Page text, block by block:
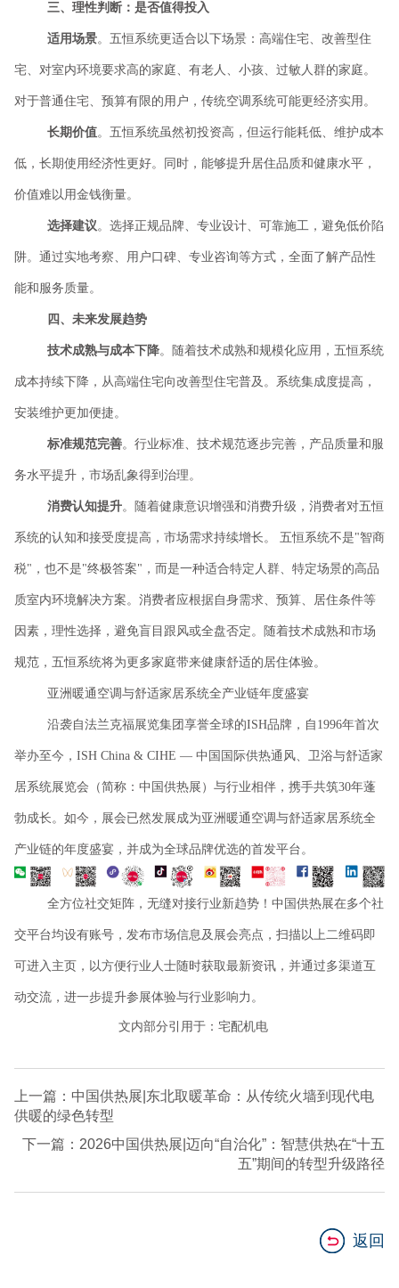
三、理性判断：是否值得投入
适用场景。五恒系统更适合以下场景：高端住宅、改善型住
宅、对室内环境要求高的家庭、有老人、小孩、过敏人群的家庭。
对于普通住宅、预算有限的用户，传统空调系统可能更经济实用。
长期价值。五恒系统虽然初投资高，但运行能耗低、维护成本
低，长期使用经济性更好。同时，能够提升居住品质和健康水平，
价值难以用金钱衡量。
选择建议。选择正规品牌、专业设计、可靠施工，避免低价陷
阱。通过实地考察、用户口碑、专业咨询等方式，全面了解产品性
能和服务质量。
四、未来发展趋势
技术成熟与成本下降。随着技术成熟和规模化应用，五恒系统
成本持续下降，从高端住宅向改善型住宅普及。系统集成度提高，
安装维护更加便捷。
标准规范完善。行业标准、技术规范逐步完善，产品质量和服
务水平提升，市场乱象得到治理。
消费认知提升。随着健康意识增强和消费升级，消费者对五恒
系统的认知和接受度提高，市场需求持续增长。 五恒系统不是"智商
税"，也不是"终极答案"，而是一种适合特定人群、特定场景的高品
质室内环境解决方案。消费者应根据自身需求、预算、居住条件等
因素，理性选择，避免盲目跟风或全盘否定。随着技术成熟和市场
规范，五恒系统将为更多家庭带来健康舒适的居住体验。
亚洲暖通空调与舒适家居系统全产业链年度盛宴
沿袭自法兰克福展览集团享誉全球的ISH品牌，自1996年首次
举办至今，ISH China & CIHE — 中国国际供热通风、卫浴与舒适家
居系统展览会（简称：中国供热展）与行业相伴，携手共筑30年蓬
勃成长。如今，展会已然发展成为亚洲暖通空调与舒适家居系统全
产业链的年度盛宴，并成为全球品牌优选的首发平台。
全方位社交矩阵，无缝对接行业新趋势！中国供热展在多个社
交平台均设有账号，发布市场信息及展会亮点，扫描以上二维码即
可进入主页，以方便行业人士随时获取最新资讯，并通过多渠道互
动交流，进一步提升参展体验与行业影响力。
文内部分引用于：宅配机电
上一篇：中国供热展|东北取暖革命：从传统火墙到现代电
供暖的绿色转型
下一篇：2026中国供热展|迈向“自治化”：智慧供热在“十五
五”期间的转型升级路径
返回